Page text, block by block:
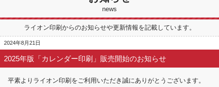
news
ライオン印刷からのお知らせや更新情報を記載しています。
2024年8月21日
2025年版「カレンダー印刷」販売開始のお知らせ
平素よりライオン印刷をご利用いただき誠にありがとうございます。